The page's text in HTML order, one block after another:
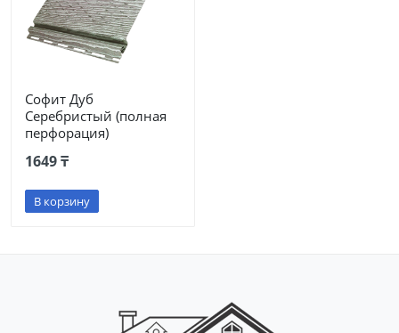
Софит Дуб
Серебристый (полная
перфорация)
1649 ₸
В корзину